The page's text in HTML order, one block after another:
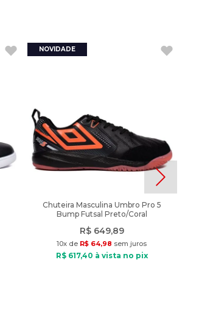
Chuteira Masculina Umbro Pro 5
Bump Futsal Preto/Coral
R$ 649,89
10x de R$ 64,98 sem juros
R$ 617,40 à vista no pix